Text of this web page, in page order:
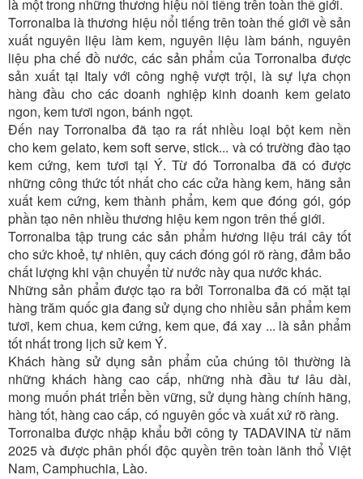
là một trong những thương hiệu nổi tiếng trên toàn thế giới.
Torronalba là thương hiệu nổi tiếng trên toàn thế giới về sản
xuất nguyên liệu làm kem, nguyên liệu làm bánh, nguyên
liệu pha chế đồ nước, các sản phẩm của Torronalba được
sản xuất tại Italy với công nghệ vượt trội, là sự lựa chọn
hàng đầu cho các doanh nghiệp kinh doanh kem gelato
ngon, kem tươi ngon, bánh ngọt.
Đến nay Torronalba đã tạo ra rất nhiều loại bột kem nền
cho kem gelato, kem soft serve, stick... và có trường đào tạo
kem cứng, kem tươi tại Ý. Từ đó Torronalba đã có được
những công thức tốt nhất cho các cửa hàng kem, hãng sản
xuất kem cứng, kem thành phẩm, kem que đóng gói, góp
phần tạo nên nhiều thương hiệu kem ngon trên thế giới.
Torronalba tập trung các sản phẩm hương liệu trái cây tốt
cho sức khoẻ, tự nhiên, quy cách đóng gói rõ ràng, đảm bảo
chất lượng khi vận chuyển từ nước này qua nước khác.
Những sản phẩm được tạo ra bởi Torronalba đã có mặt tại
hàng trăm quốc gia đang sử dụng cho nhiều sản phẩm kem
tươi, kem chua, kem cứng, kem que, đá xay ... là sản phẩm
tốt nhất trong lịch sử kem Ý.
Khách hàng sử dụng sản phẩm của chúng tôi thường là
những khách hàng cao cấp, những nhà đầu tư lâu dài,
mong muốn phát triển bền vững, sử dụng hàng chính hãng,
hàng tốt, hàng cao cấp, có nguyên gốc và xuất xứ rõ ràng.
Torronalba được nhập khẩu bởi công ty TADAVINA từ năm
2025 và được phân phối độc quyền trên toàn lãnh thổ Việt
Nam, Camphuchia, Lào.